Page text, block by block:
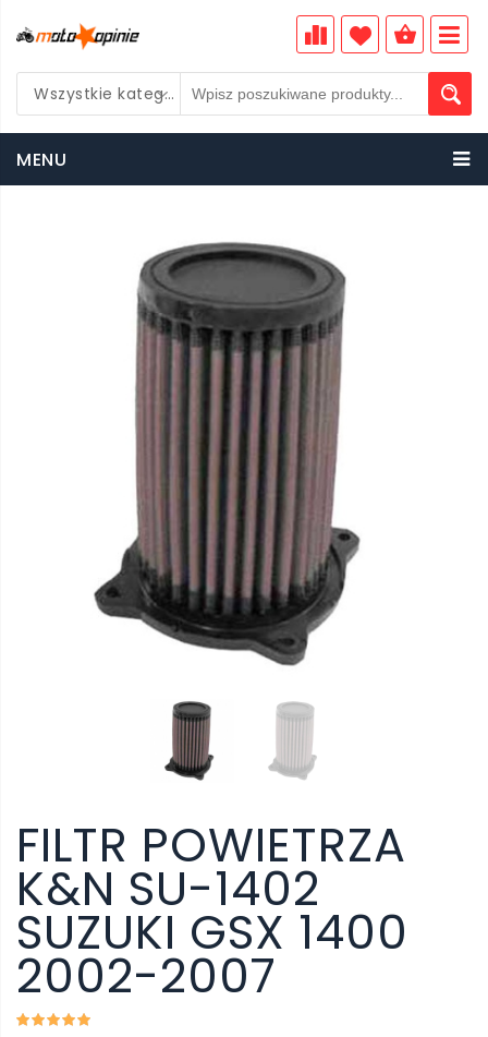
Wszystkie kategorie
MENU
FILTR POWIETRZA
K&N SU-1402
SUZUKI GSX 1400
2002-2007